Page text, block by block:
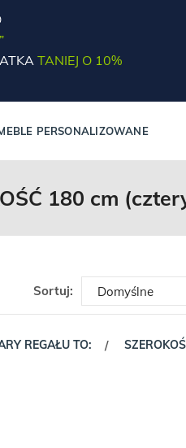
TANIEJ O 10%
PERSONALIZOWANE
180 cm
Sortuj:
REGAŁU TO: /